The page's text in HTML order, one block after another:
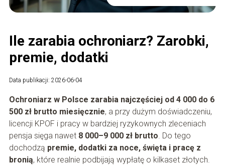
Ile zarabia ochroniarz? Zarobki,
premie, dodatki
Data publikacji: 2026-06-04
Ochroniarz w Polsce zarabia najczęściej od 4 000 do 6
500 zł brutto miesięcznie, a przy dużym doświadczeniu,
licencji KPOF i pracy w bardziej ryzykownych zleceniach
pensja sięga nawet 8 000–9 000 zł brutto. Do tego
dochodzą premie, dodatki za noce, święta i pracę z
bronią, które realnie podbijają wypłatę o kilkaset złotych.